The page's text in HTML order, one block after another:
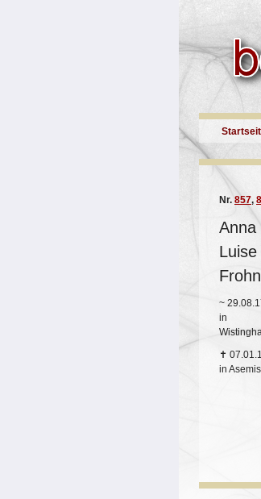
Nr. 857,
Anna
Luise
~
in
✝
in